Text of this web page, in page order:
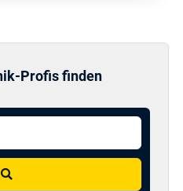
Profis finden